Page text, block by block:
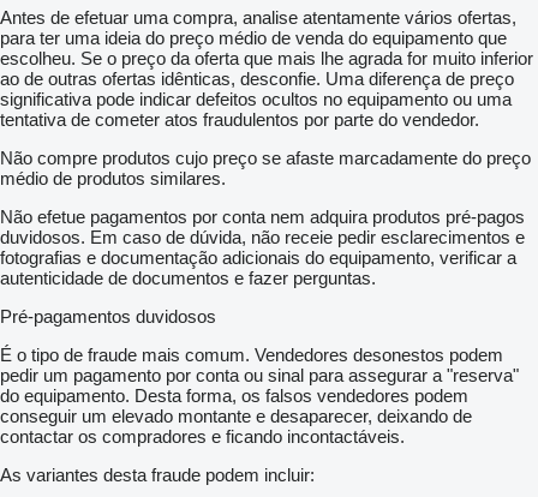
Antes de efetuar uma compra, analise atentamente vários ofertas,
para ter uma ideia do preço médio de venda do equipamento que
escolheu. Se o preço da oferta que mais lhe agrada for muito inferior
ao de outras ofertas idênticas, desconfie. Uma diferença de preço
significativa pode indicar defeitos ocultos no equipamento ou uma
tentativa de cometer atos fraudulentos por parte do vendedor.
Não compre produtos cujo preço se afaste marcadamente do preço
médio de produtos similares.
Não efetue pagamentos por conta nem adquira produtos pré-pagos
duvidosos. Em caso de dúvida, não receie pedir esclarecimentos e
fotografias e documentação adicionais do equipamento, verificar a
autenticidade de documentos e fazer perguntas.
Pré-pagamentos duvidosos
É o tipo de fraude mais comum. Vendedores desonestos podem
pedir um pagamento por conta ou sinal para assegurar a "reserva"
do equipamento. Desta forma, os falsos vendedores podem
conseguir um elevado montante e desaparecer, deixando de
contactar os compradores e ficando incontactáveis.
As variantes desta fraude podem incluir: